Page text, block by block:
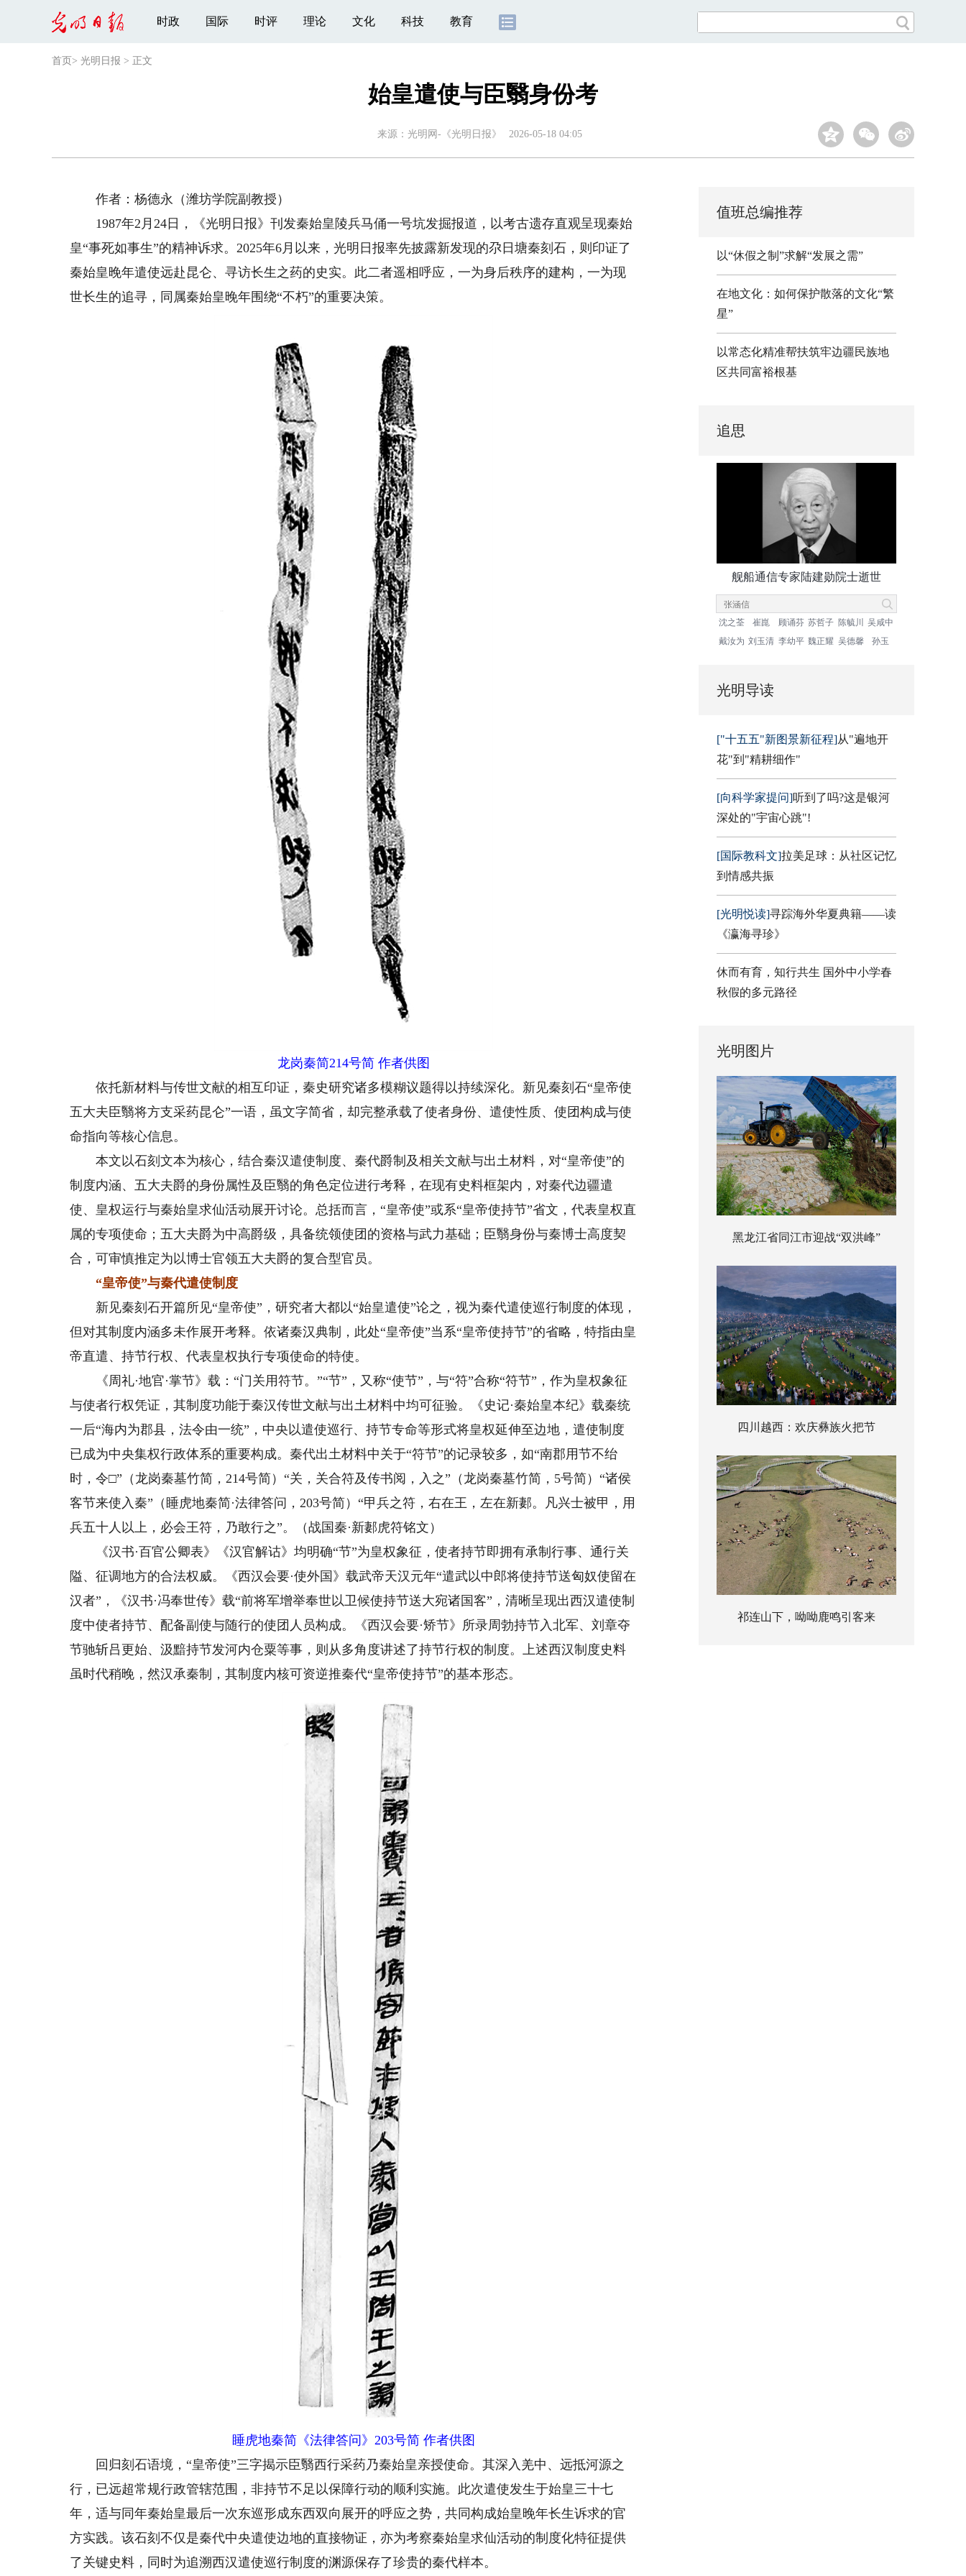
时政 国际 时评 理论 文化 科技 教育
首页 > 光明日报 > 正文
始皇遣使与臣翳身份考
来源： 光明网-《光明日报》 2026-05-18 04:05
作者：杨德永（潍坊学院副教授）
1987年2月24日，《光明日报》刊发秦始皇陵兵马俑一号坑发掘报道，以考古遗存直观呈现秦始
皇“事死如事生”的精神诉求。2025年6月以来，光明日报率先披露新发现的尕日塘秦刻石，则印证了
秦始皇晚年遣使远赴昆仑、寻访长生之药的史实。此二者遥相呼应，一为身后秩序的建构，一为现
世长生的追寻，同属秦始皇晚年围绕“不朽”的重要决策。
龙岗秦简214号简 作者供图
依托新材料与传世文献的相互印证，秦史研究诸多模糊议题得以持续深化。新见秦刻石“皇帝使
五大夫臣翳将方支采药昆仑”一语，虽文字简省，却完整承载了使者身份、遣使性质、使团构成与使
命指向等核心信息。
本文以石刻文本为核心，结合秦汉遣使制度、秦代爵制及相关文献与出土材料，对“皇帝使”的
制度内涵、五大夫爵的身份属性及臣翳的角色定位进行考释，在现有史料框架内，对秦代边疆遣
使、皇权运行与秦始皇求仙活动展开讨论。总括而言，“皇帝使”或系“皇帝使持节”省文，代表皇权直
属的专项使命；五大夫爵为中高爵级，具备统领使团的资格与武力基础；臣翳身份与秦博士高度契
合，可审慎推定为以博士官领五大夫爵的复合型官员。
“皇帝使”与秦代遣使制度
新见秦刻石开篇所见“皇帝使”，研究者大都以“始皇遣使”论之，视为秦代遣使巡行制度的体现，
但对其制度内涵多未作展开考释。依诸秦汉典制，此处“皇帝使”当系“皇帝使持节”的省略，特指由皇
帝直遣、持节行权、代表皇权执行专项使命的特使。
《周礼·地官·掌节》载：“门关用符节。”“节”，又称“使节”，与“符”合称“符节”，作为皇权象征
与使者行权凭证，其制度功能于秦汉传世文献与出土材料中均可征验。《史记·秦始皇本纪》载秦统
一后“海内为郡县，法令由一统”，中央以遣使巡行、持节专命等形式将皇权延伸至边地，遣使制度
已成为中央集权行政体系的重要构成。秦代出土材料中关于“符节”的记录较多，如“南郡用节不绐
时，令□”（龙岗秦墓竹简，214号简）“关，关合符及传书阅，入之”（龙岗秦墓竹简，5号简）“诸侯
客节来使入秦”（睡虎地秦简·法律答问，203号简）“甲兵之符，右在王，左在新郪。凡兴士被甲，用
兵五十人以上，必会王符，乃敢行之”。（战国秦·新郪虎符铭文）
《汉书·百官公卿表》《汉官解诂》均明确“节”为皇权象征，使者持节即拥有承制行事、通行关
隘、征调地方的合法权威。《西汉会要·使外国》载武帝天汉元年“遣武以中郎将使持节送匈奴使留在
汉者”，《汉书·冯奉世传》载“前将军增举奉世以卫候使持节送大宛诸国客”，清晰呈现出西汉遣使制
度中使者持节、配备副使与随行的使团人员构成。《西汉会要·矫节》所录周勃持节入北军、刘章夺
节驰斩吕更始、汲黯持节发河内仓粟等事，则从多角度讲述了持节行权的制度。上述西汉制度史料
虽时代稍晚，然汉承秦制，其制度内核可资逆推秦代“皇帝使持节”的基本形态。
睡虎地秦简《法律答问》203号简 作者供图
回归刻石语境，“皇帝使”三字揭示臣翳西行采药乃秦始皇亲授使命。其深入羌中、远抵河源之
行，已远超常规行政管辖范围，非持节不足以保障行动的顺利实施。此次遣使发生于始皇三十七
年，适与同年秦始皇最后一次东巡形成东西双向展开的呼应之势，共同构成始皇晚年长生诉求的官
方实践。该石刻不仅是秦代中央遣使边地的直接物证，亦为考察秦始皇求仙活动的制度化特征提供
了关键史料，同时为追溯西汉遣使巡行制度的渊源保存了珍贵的秦代样本。
值班总编推荐
以“休假之制”求解“发展之需”
在地文化：如何保护散落的文化“繁
星”
以常态化精准帮扶筑牢边疆民族地
区共同富裕根基
追思
舰船通信专家陆建勋院士逝世
沈之荃 崔崑 顾诵芬 苏哲子 陈毓川
吴咸中
戴汝为 刘玉清 李幼平 魏正耀 吴德馨 孙玉
光明导读
["十五五"新图景新征程]从"遍地开
花"到"精耕细作"
[向科学家提问]听到了吗?这是银河
深处的"宇宙心跳"!
[国际教科文]拉美足球：从社区记忆
到情感共振
[光明悦读]寻踪海外华夏典籍——读
《瀛海寻珍》
休而有育，知行共生 国外中小学春
秋假的多元路径
光明图片
黑龙江省同江市迎战“双洪峰”
四川越西：欢庆彝族火把节
祁连山下，呦呦鹿鸣引客来